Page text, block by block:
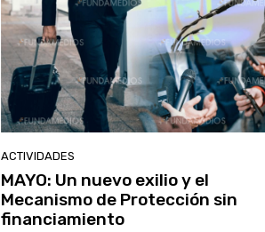
ACTIVIDADES
MAYO: Un nuevo exilio y el
Mecanismo de Protección sin
financiamiento